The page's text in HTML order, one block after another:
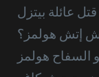
عائلة بيتزل
إتش هولمز؟
السفاح هولمز